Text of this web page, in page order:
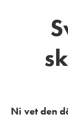
Ni vet den